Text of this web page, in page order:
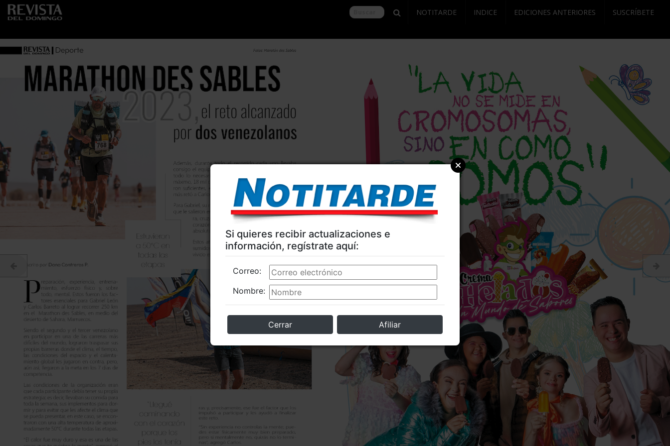
NOTITARDE INDICE EDICIONES ANTERIORES SUSCRÍBETE
Si quieres recibir actualizaciones e
información, regístrate aquí:
Nombre:
Correo:
Cerrar Afiliar